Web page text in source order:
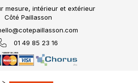
mesure, intérieur et extérieur
Côté Paillasson
01 49 85 23 16